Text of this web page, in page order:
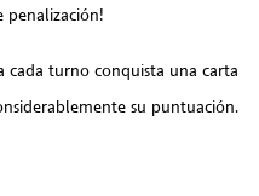
penalización!
turno conquista una carta
su puntuación.